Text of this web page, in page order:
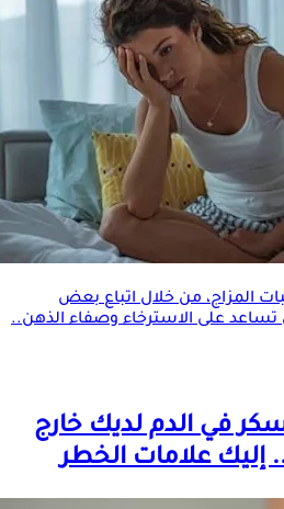
المزاج، من خلال اتباع بعض
تساعد على الاسترخاء وصفاء الذهن..
في الدم لديك خارج
علامات الخطر